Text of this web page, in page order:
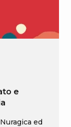
e
ed